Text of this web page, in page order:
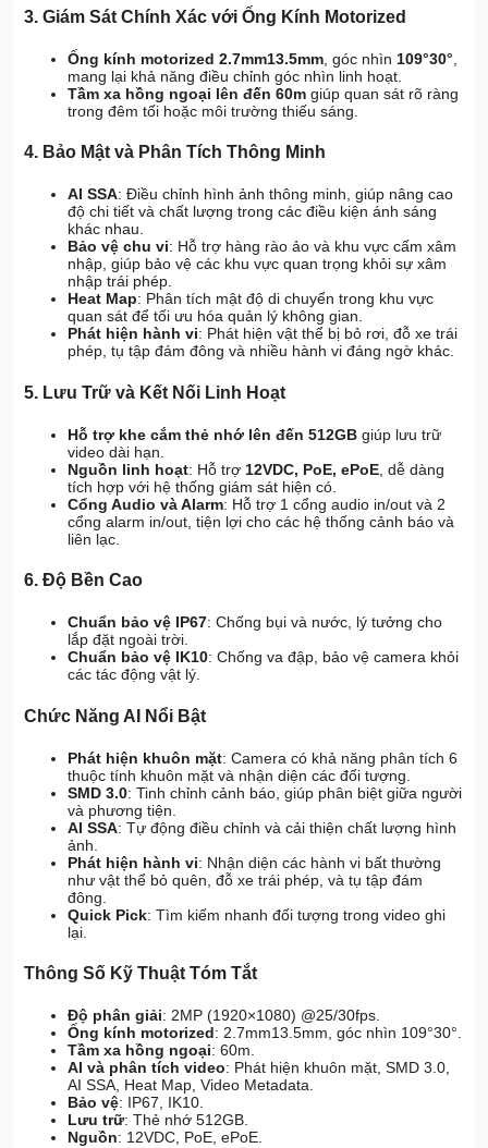
3. Giám Sát Chính Xác với Ống Kính Motorized
Ống kính motorized 2.7mm13.5mm , góc nhìn 109°30°
mang lại khả năng điều chỉnh góc nhìn linh hoạt.
Tầm xa hồng ngoại lên đến 60m giúp quan sát rõ ràng
trong đêm tối hoặc môi trường thiếu sáng.
4. Bảo Mật và Phân Tích Thông Minh
AI SSA: Điều chỉnh hình ảnh thông minh, giúp nâng cao
độ chi tiết và chất lượng trong các điều kiện ánh sáng
khác nhau.
Bảo vệ chu vi: Hỗ trợ hàng rào ảo và khu vực cấm xâm
nhập, giúp bảo vệ các khu vực quan trọng khỏi sự xâm
nhập trái phép.
Heat Map: Phân tích mật độ di chuyển trong khu vực
quan sát để tối ưu hóa quản lý không gian.
Phát hiện hành vi: Phát hiện vật thể bị bỏ rơi, đỗ xe trái
phép, tụ tập đám đông và nhiều hành vi đáng ngờ khác.
5. Lưu Trữ và Kết Nối Linh Hoạt
Hỗ trợ khe cắm thẻ nhớ lên đến 512GB giúp lưu trữ
video dài hạn.
Nguồn linh hoạt: Hỗ trợ 12VDC, PoE, ePoE , dễ dàng
tích hợp với hệ thống giám sát hiện có.
Cổng Audio và Alarm: Hỗ trợ 1 cổng audio in/out và 2
cổng alarm in/out, tiện lợi cho các hệ thống cảnh báo và
liên lạc.
6. Độ Bền Cao
Chuẩn bảo vệ IP67: Chống bụi và nước, lý tưởng cho
lắp đặt ngoài trời.
Chuẩn bảo vệ IK10: Chống va đập, bảo vệ camera khỏi
các tác động vật lý.
Chức Năng AI Nổi Bật
Phát hiện khuôn mặt: Camera có khả năng phân tích 6
thuộc tính khuôn mặt và nhận diện các đối tượng.
SMD 3.0: Tinh chỉnh cảnh báo, giúp phân biệt giữa người
và phương tiện.
AI SSA: Tự động điều chỉnh và cải thiện chất lượng hình
ảnh.
Phát hiện hành vi: Nhận diện các hành vi bất thường
như vật thể bỏ quên, đỗ xe trái phép, và tụ tập đám
đông.
Quick Pick: Tìm kiếm nhanh đối tượng trong video ghi
lại.
Thông Số Kỹ Thuật Tóm Tắt
Độ phân giải: 2MP (1920×1080) @25/30fps.
Ống kính motorized: 2.7mm13.5mm, góc nhìn 109°30°.
Tầm xa hồng ngoại: 60m.
AI và phân tích video: Phát hiện khuôn mặt, SMD 3.0,
AI SSA, Heat Map, Video Metadata.
Bảo vệ: IP67, IK10.
Lưu trữ: Thẻ nhớ 512GB.
Nguồn: 12VDC, PoE, ePoE.